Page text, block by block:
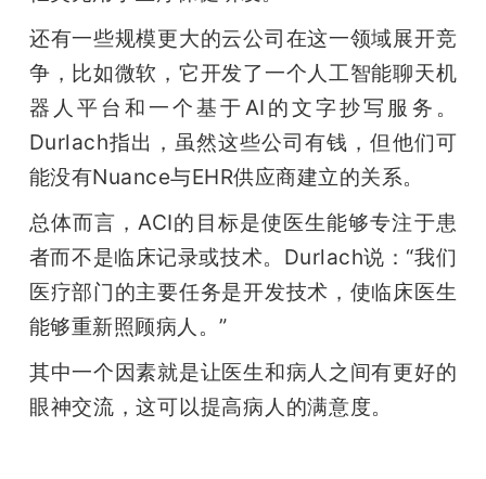
还有一些规模更大的云公司在这一领域展开竞
争，比如微软，它开发了一个人工智能聊天机
器人平台和一个基于AI的文字抄写服务。
Durlach指出，虽然这些公司有钱，但他们可
能没有Nuance与EHR供应商建立的关系。
总体而言，ACI的目标是使医生能够专注于患
者而不是临床记录或技术。Durlach说：“我们
医疗部门的主要任务是开发技术，使临床医生
能够重新照顾病人。”
其中一个因素就是让医生和病人之间有更好的
眼神交流，这可以提高病人的满意度。